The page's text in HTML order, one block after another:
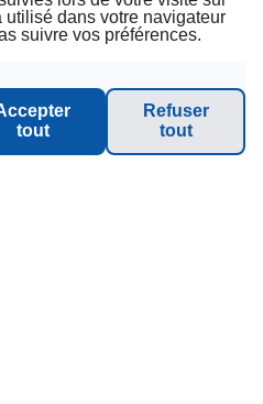
d‘annulation
dans votre navigateur
suivre vos préférences.
tout
Refuser
tout